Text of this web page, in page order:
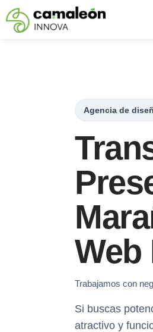
Saltar
Agencia de
Web
Trabajamos con
Si buscas
atractivo y